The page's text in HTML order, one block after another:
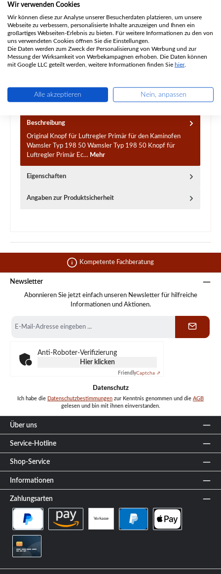
Produkt Anzahl: Gib den gewünschten Wert ein oder benutze die Schaltflächen um
In den Warenkorb
Zum Merkzettel hinzufügen
Frage zum Produkt
Beschreibung
Original Knopf für Luftregler Primär für den Kaminofen
Wamsler Typ 198 50 Wamsler Typ 198 50 Knopf für
Luftregler Primär Ec… Mehr
Eigenschaften
Angaben zur Produktsicherheit
Kompetente Fachberatung
Newsletter
Abonnieren Sie jetzt einfach unseren Newsletter für hilfreiche
Informationen und Aktionen.
Mail-
Anti-Roboter-Verifizierung
Hier klicken
FriendlyCaptcha ⇗
Datenschutz
Ich habe die Datenschutzbestimmungen zur Kenntnis genommen und die AGB
gelesen und bin mit ihnen einverstanden.
Über uns
Service-Hotline
Shop-Service
Informationen
Zahlungsarten
Vorkasse
PayPal Später Bezahlen
Wir verwenden Cookies
Wir können diese zur Analyse unserer Besucherdaten platzieren, um unsere
Webseite zu verbessern, personalisierte Inhalte anzuzeigen und Ihnen ein
großartiges Webseiten-Erlebnis zu bieten. Für weitere Informationen zu den von
uns verwendeten Cookies öffnen Sie die Einstellungen.
Die Daten werden zum Zweck der Personalisierung von Werbung und zur
Messung der Wirksamkeit von Werbekampagnen erhoben. Die Daten können
mit Google LLC geteilt werden, weitere Informationen finden Sie hier.
Alle akzeptieren Nein, anpassen